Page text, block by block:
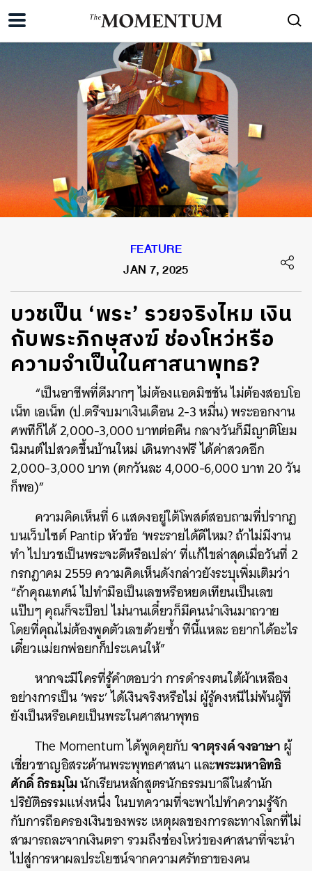
FEATURE
JAN 7, 2025
บวชเป็น ‘พระ’ รวยจริงไหม เงิน
กับพระภิกษุสงฆ์ ช่องโหว่หรือ
ความจำเป็นในศาสนาพุทธ?
“เป็นอาชีพที่ดีมากๆ ไม่ต้องแอดมิชชัน ไม่ต้องสอบโอ
เน็ท เอเน็ท (ป.ตรีจบมาเงินเดือน 2-3 หมื่น) พระออกงาน
ศพทีก็ได้ 2,000-3,000 บาทต่อคืน กลางวันก็มีญาติโยม
นิมนต์ไปสวดขึ้นบ้านใหม่ เดินทางฟรี ได้ค่าสวดอีก
2,000-3,000 บาท (ตกวันละ 4,000-6,000 บาท 20 วัน
ก็พอ)”
ความคิดเห็นที่ 6 แสดงอยู่ใต้โพสต์สอบถามที่ปรากฏ
บนเว็บไซต์ Pantip หัวข้อ ‘พระรายได้ดีไหม? ถ้าไม่มีงาน
ทำ ไปบวชเป็นพระจะดีหรือเปล่า’ ที่แก้ไขล่าสุดเมื่อวันที่ 2
กรกฎาคม 2559 ความคิดเห็นดังกล่าวยังระบุเพิ่มเติมว่า
“ถ้าคุณเทศน์ ไปทำมือเป็นเลขหรือหยดเทียนเป็นเลข
แป๊บๆ คุณก็จะป็อป ไม่นานเดี๋ยวก็มีคนนำเงินมาถวาย
โดยที่คุณไม่ต้องพูดตัวเลขด้วยซ้ำ ทีนี้แหละ อยากได้อะไร
เดี๋ยวแม่ยกพ่อยกก็ประเคนให้”
หากจะมีใครที่รู้คำตอบว่า การดำรงตนใต้ผ้าเหลือง
อย่างการเป็น ‘พระ’ ได้เงินจริงหรือไม่ ผู้รู้คงหนีไม่พ้นผู้ที่
ยังเป็นหรือเคยเป็นพระในศาสนาพุทธ
The Momentum ได้พูดคุยกับจาตุรงค์ จงอาษาผู้
เชี่ยวชาญอิสระด้านพระพุทธศาสนา และพระมหาอิทธิ
ศักดิ์ ถิรธมฺโมนักเรียนหลักสูตรนักธรรมบาลีในสำนัก
ปริยัติธรรมแห่งหนึ่ง ในบทความที่จะพาไปทำความรู้จัก
กับการถือครองเงินของพระ เหตุผลของการละทางโลกที่ไม่
สามารถละจากเงินตรา รวมถึงช่องโหว่ของศาสนาที่จะนำ
ไปสู่การหาผลประโยชน์จากความศรัทธาของคน